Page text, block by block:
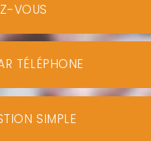
VOUS
TÉLÉPHONE
SIMPLE